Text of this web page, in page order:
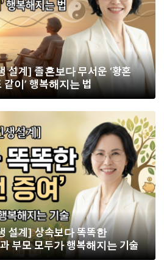
설계] 졸혼보다 무서운 ‘황혼
같이’ 행복해지는 법
설계] 상속보다 똑똑한
부모 모두가 행복해지는 기술